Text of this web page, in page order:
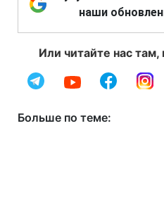
наши
Или читайте нас там,
Больше по теме: